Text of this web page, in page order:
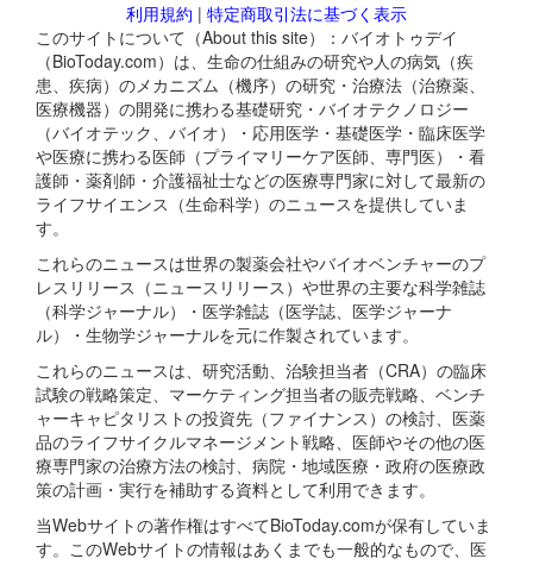
利用規約 | 特定商取引法に基づく表示
このサイトについて（About this site）：バイオトゥデイ
（BioToday.com）は、生命の仕組みの研究や人の病気（疾
患、疾病）のメカニズム（機序）の研究・治療法（治療薬、
医療機器）の開発に携わる基礎研究・バイオテクノロジー
（バイオテック、バイオ）・応用医学・基礎医学・臨床医学
や医療に携わる医師（プライマリーケア医師、専門医）・看
護師・薬剤師・介護福祉士などの医療専門家に対して最新の
ライフサイエンス（生命科学）のニュースを提供していま
す。
これらのニュースは世界の製薬会社やバイオベンチャーのプ
レスリリース（ニュースリリース）や世界の主要な科学雑誌
（科学ジャーナル）・医学雑誌（医学誌、医学ジャーナ
ル）・生物学ジャーナルを元に作製されています。
これらのニュースは、研究活動、治験担当者（CRA）の臨床
試験の戦略策定、マーケティング担当者の販売戦略、ベンチ
ャーキャピタリストの投資先（ファイナンス）の検討、医薬
品のライフサイクルマネージメント戦略、医師やその他の医
療専門家の治療方法の検討、病院・地域医療・政府の医療政
策の計画・実行を補助する資料として利用できます。
当Webサイトの著作権はすべてBioToday.comが保有していま
す。このWebサイトの情報はあくまでも一般的なもので、医